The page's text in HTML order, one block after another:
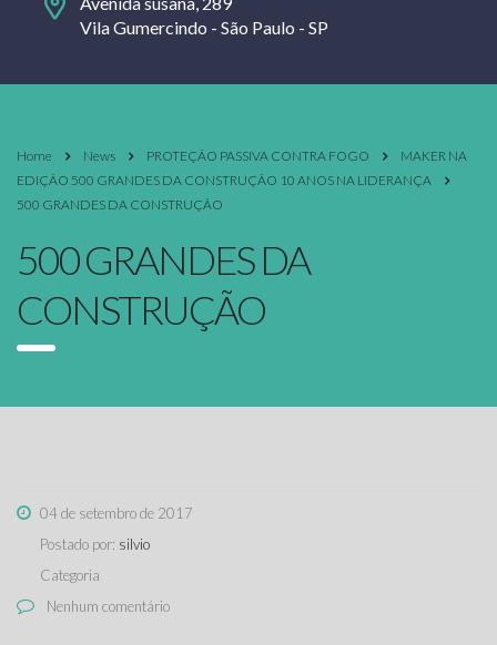
Vila Gumercindo - São Paulo - SP
Home News PROTEÇÃO PASSIVA CONTRA FOGO
MAKER NA
EDIÇÃO 500 GRANDES DA CONSTRUÇÃO 10 ANOS NA LIDERANÇA
500 GRANDES DA CONSTRUÇÃO
500 GRANDES DA
CONSTRUÇÃO
04 de setembro de 2017
Postado por: silvio
Categoria
Nenhum comentário